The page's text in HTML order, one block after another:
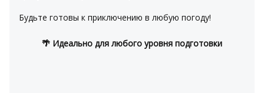
Будьте готовы к приключению в любую погоду!
🌴 Идеально для любого уровня подготовки